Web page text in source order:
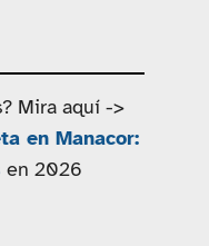
Mira aquí ->
en Manacor:
en 2026